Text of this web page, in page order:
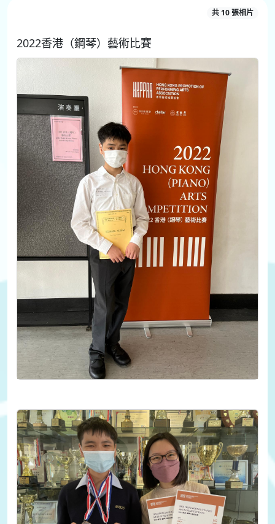
共 10 張相片
2022香港（鋼琴）藝術比賽